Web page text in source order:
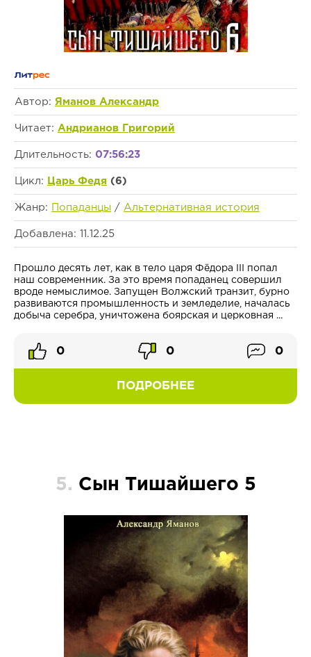
Автор: Яманов Александр
Читает: Андрианов Григорий
Длительность: 07:56:23
Цикл: Царь Федя (6)
Жанр: Попаданцы / Альтернативная история
Добавлена: 11.12.25
Прошло десять лет, как в тело царя Фёдора III попал
наш современник. За это время попаданец совершил
вроде немыслимое. Запущен Волжский транзит, бурно
развиваются промышленность и земледелие, началась
добыча серебра, уничтожена боярская и церковная ...
ПОДРОБНЕЕ
0 0 0
5. Сын Тишайшего 5